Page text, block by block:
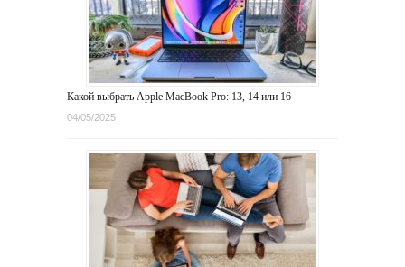
Какой выбрать Apple MacBook Pro: 13, 14 или 16
04/05/2025